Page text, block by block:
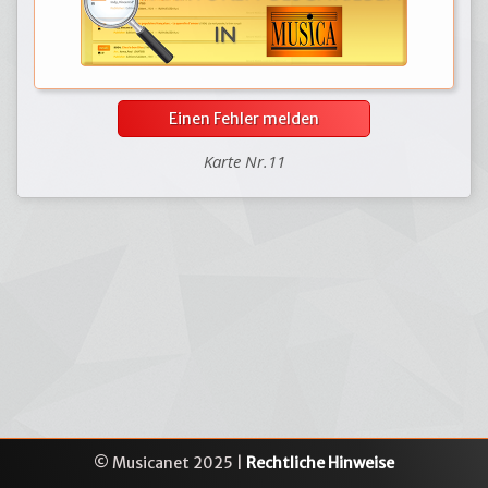
Einen Fehler melden
Karte Nr.11
© Musicanet 2025 | Rechtliche Hinweise